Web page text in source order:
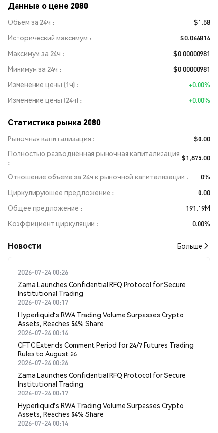
Данные о цене 2080
Объем за 24ч
$1.58
Исторический максимум
$0.066814
Максимум за 24ч
$0.00000981
Минимум за 24ч
$0.00000981
Изменение цены (1ч)
+0.00%
Изменение цены (24ч)
+0.00%
Статистика рынка 2080
Рыночная капитализация
$0.00
Полностью разводнённая рыночная капитализация $1,875.00
Отношение объема за 24ч к рыночной капитализации
0%
Циркулирующее предложение
0.00
Общее предложение
191.19M
Коэффициент циркуляции
0.00%
Новости Больше
2026-07-24 00:26
Zama Launches Confidential RFQ Protocol for Secure
Institutional Trading
2026-07-24 00:17
Hyperliquid's RWA Trading Volume Surpasses Crypto
Assets, Reaches 54% Share
2026-07-24 00:14
CFTC Extends Comment Period for 24/7 Futures Trading
Rules to August 26
2026-07-24 00:26
Zama Launches Confidential RFQ Protocol for Secure
Institutional Trading
2026-07-24 00:17
Hyperliquid's RWA Trading Volume Surpasses Crypto
Assets, Reaches 54% Share
2026-07-24 00:14